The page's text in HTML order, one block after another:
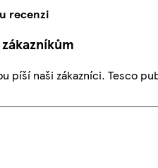
recenzi
píší naši zákazníci. Tesco